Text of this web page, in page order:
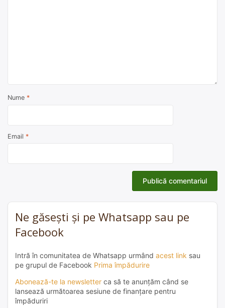
Nume *
Email *
Ne găsești și pe Whatsapp sau pe
Facebook
Intră în comunitatea de Whatsapp urmând acest link sau
pe grupul de Facebook Prima împădurire
Abonează-te la newsletter ca să te anunțăm când se
lansează următoarea sesiune de finanțare pentru
împăduriri